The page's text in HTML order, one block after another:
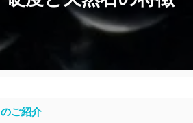
ご紹介